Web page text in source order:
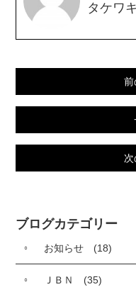
タケワ
前
ブログカテゴリー
お知らせ (18)
ＪＢＮ (35)